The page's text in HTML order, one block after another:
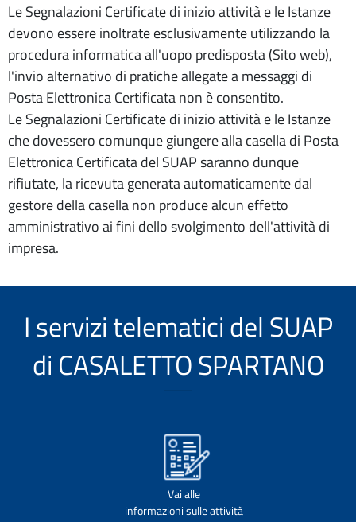
Le Segnalazioni Certificate di inizio attività e le Istanze
devono essere inoltrate esclusivamente utilizzando la
procedura informatica all'uopo predisposta (Sito web),
l'invio alternativo di pratiche allegate a messaggi di
Posta Elettronica Certificata non è consentito.
Le Segnalazioni Certificate di inizio attività e le Istanze
che dovessero comunque giungere alla casella di Posta
Elettronica Certificata del SUAP saranno dunque
rifiutate, la ricevuta generata automaticamente dal
gestore della casella non produce alcun effetto
amministrativo ai fini dello svolgimento dell'attività di
impresa.
I servizi telematici del SUAP
di CASALETTO SPARTANO
Vai alle
informazioni sulle attività